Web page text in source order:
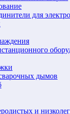
для
дымов
и